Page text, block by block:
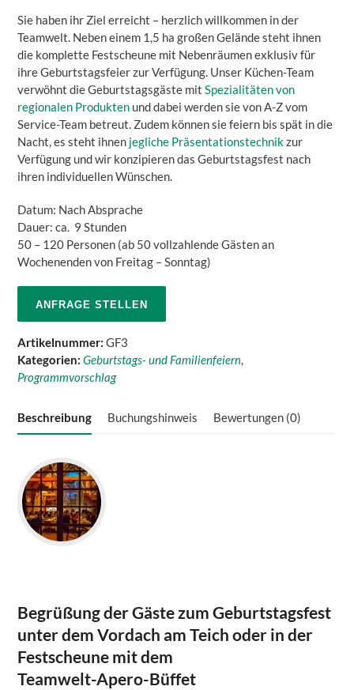
Sie haben ihr Ziel erreicht – herzlich willkommen in der
Teamwelt. Neben einem 1,5 ha großen Gelände steht ihnen
die komplette Festscheune mit Nebenräumen exklusiv für
ihre Geburtstagsfeier zur Verfügung. Unser Küchen-Team
verwöhnt die Geburtstagsgäste mitSpezialitäten von
regionalen Produkten und dabei werden sie von A-Z vom
Service-Team betreut. Zudem können sie feiern bis spät in die
Nacht, es steht ihnen jegliche Präsentationstechnikzur
Verfügung und wir konzipieren das Geburtstagsfest nach
ihren individuellen Wünschen.
Datum: Nach Absprache
Dauer: ca. 9 Stunden
50 – 120 Personen (ab 50 vollzahlende Gästen an
Wochenenden von Freitag – Sonntag)
ANFRAGE STELLEN
Artikelnummer: GF3
Kategorien: Geburtstags- und Familienfeiern,
Programmvorschlag
Beschreibung Buchungshinweis Bewertungen (0)
Begrüßung der Gäste zum Geburtstagsfest
unter dem Vordach am Teich oder in der
Festscheune mit dem
Teamwelt-Apero-Büffet